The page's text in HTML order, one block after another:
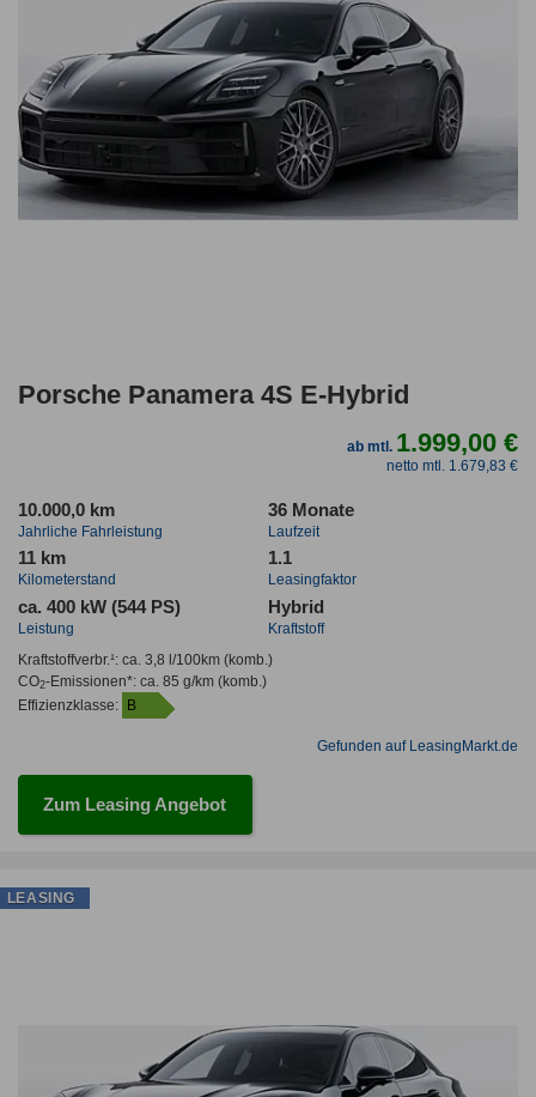
Porsche Panamera 4S E-Hybrid
ab mtl. 1.999,00 €
netto mtl. 1.679,83 €
10.000,0 km
Jahrliche Fahrleistung
36 Monate
Laufzeit
11 km
Kilometerstand
1.1
Leasingfaktor
ca. 400 kW (544 PS)
Leistung
Hybrid
Kraftstoff
Kraftstoffverbr.¹: ca. 3,8 l/100km(komb.)
CO2-Emissionen*: ca. 85 g/km(komb.)
Effizienzklasse:
B
Gefunden auf LeasingMarkt.de
Zum Leasing Angebot
LEASING